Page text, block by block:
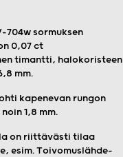
704w sormuksen
0,07 ct
timantti, halokoristeen
mm.
kapenevan rungon
1,8 mm.
on riittävästi tilaa
esim. Toivomuslähde-